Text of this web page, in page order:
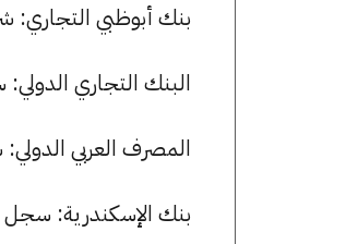
بنك أبوظبي التجاري: شراء الدرهم
البنك التجاري الدولي: سعر الدرهم
المصرف العربي الدولي: سعر الدرهم
بنك الإسكندرية: سجل سعر الدرهم